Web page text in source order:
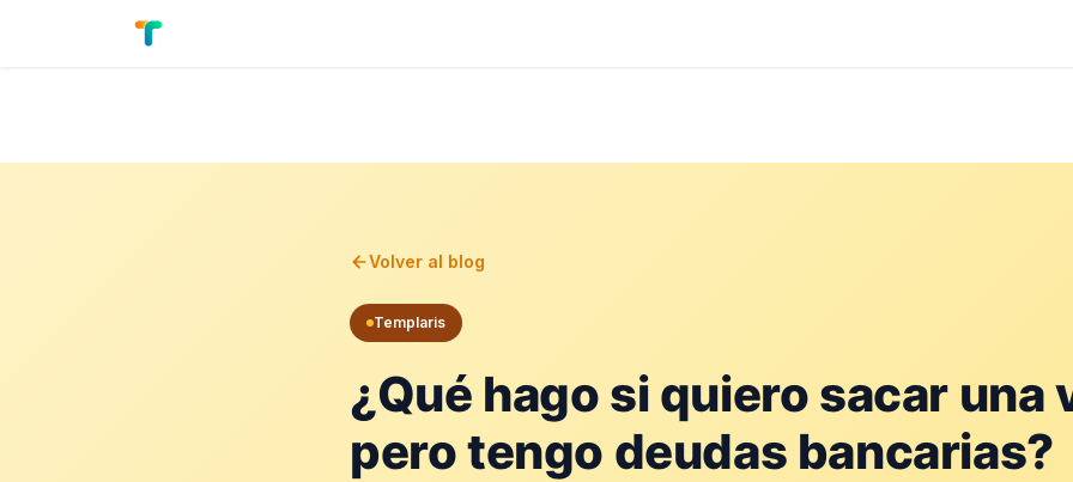
Volver al blog
Templaris
¿Qué hago si quiero sacar una
pero tengo deudas bancarias?